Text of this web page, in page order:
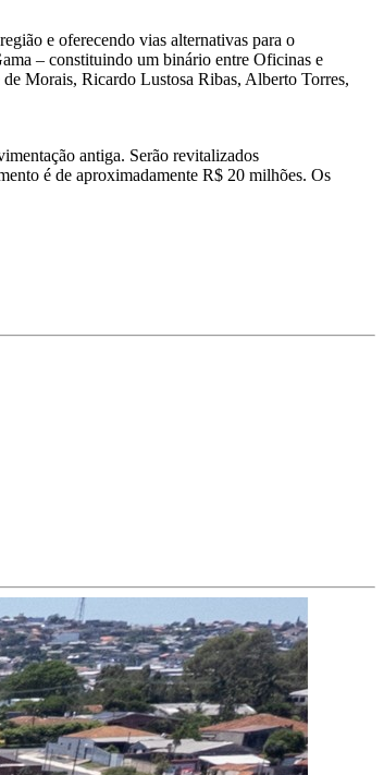
e oferecendo vias alternativas para o
– constituindo um binário entre Oficinas e
Morais, Ricardo Lustosa Ribas, Alberto Torres,
antiga. Serão revitalizados
é de aproximadamente R$ 20 milhões. Os